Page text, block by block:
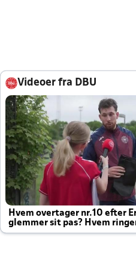
Videoer fra DBU
Hvem overtager nr.10 efter
glemmer sit pas? Hvem
altid til efter kampe?